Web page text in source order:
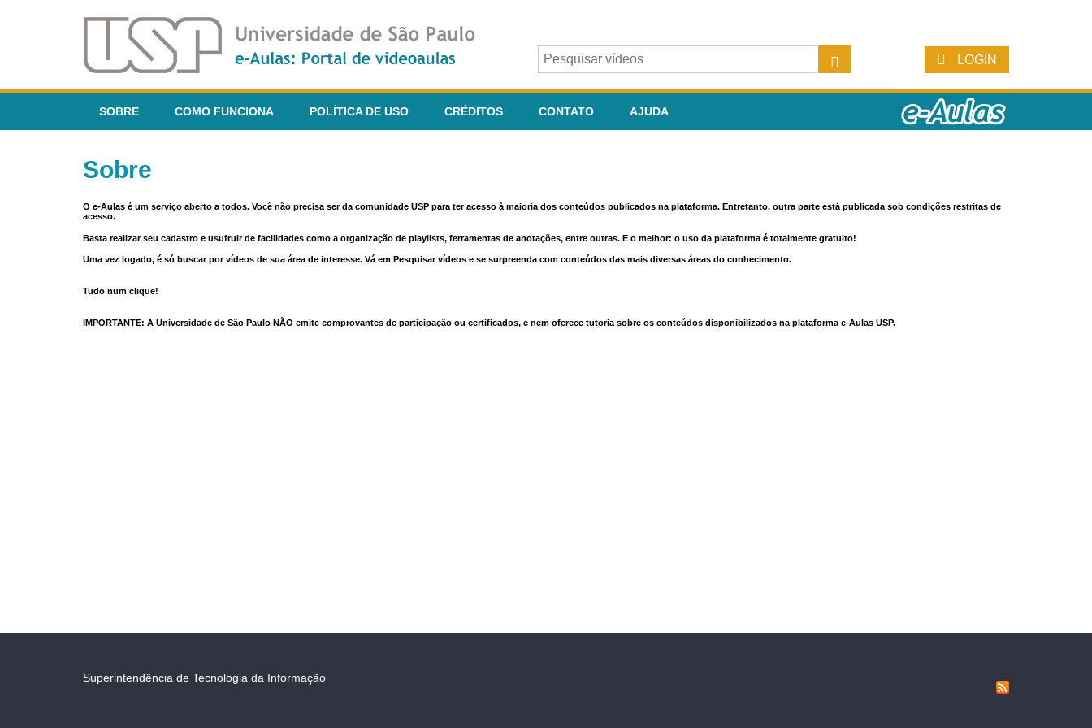
LOGIN
SOBRE COMO FUNCIONA POLÍTICA DE USO CRÉDITOS CONTATO AJUDA
Sobre
O e-Aulas é um serviço aberto a todos. Você não precisa ser da comunidade USP para ter acesso à maioria dos conteúdos publicados na plataforma. Entretanto, outra parte está publicada sob condições restritas de
acesso.
Basta realizar seu cadastro e usufruir de facilidades como a organização de playlists, ferramentas de anotações, entre outras. E o melhor: o uso da plataforma é totalmente gratuito!
Uma vez logado, é só buscar por vídeos de sua área de interesse. Vá em Pesquisar vídeos e se surpreenda com conteúdos das mais diversas áreas do conhecimento.
Tudo num clique!
IMPORTANTE: A Universidade de São Paulo NÃO emite comprovantes de participação ou certificados, e nem oferece tutoria sobre os conteúdos disponibilizados na plataforma e-Aulas USP.
Superintendência de Tecnologia da Informação